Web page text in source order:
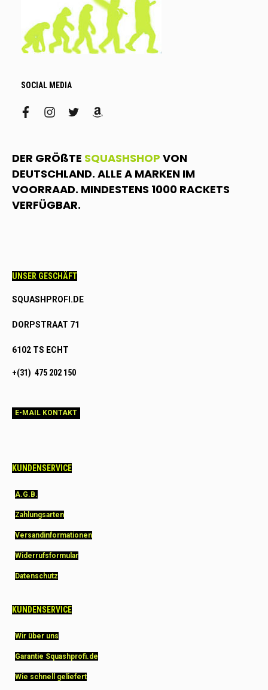
SOCIAL MEDIA
facebookinstagram
twitteramazon
DER GRÖßTE SQUASHSHOP VON
DEUTSCHLAND. ALLE A MARKEN IM
VOORRAAD. MINDESTENS 1000 RACKETS
VERFÜGBAR.
UNSER GESCHÄFT
SQUASHPROFI.DE
DORPSTRAAT 71
6102 TS ECHT
+(31) 475 202 150
E-MAIL KONTAKT
KUNDENSERVICE
A.G.B.
Zahlungsarten
Versandinformationen
Widerrufsformular
Datenschutz
KUNDENSERVICE
Wir über uns
Garantie Squashprofi.de
Wie schnell geliefert